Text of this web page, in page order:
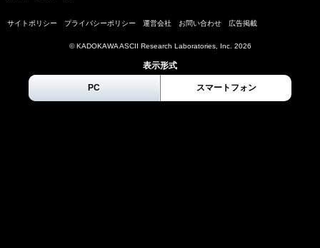
サイトポリシー プライバシーポリシー 運営会社 お問い合わせ 広告掲載
© KADOKAWA ASCII Research Laboratories, Inc. 2026
表示形式
PC スマートフォン